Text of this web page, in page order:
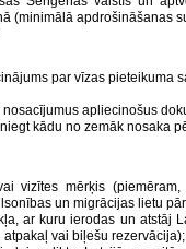
(minimālā apdrošināšanas
par vīzas pieteikuma
apliecinošus
kādu no zemāk nosaka
vizītes mērķis
un migrācijas lietu
ar kuru ierodas un atstāj
atpakaļ vai biļešu rezervācija);